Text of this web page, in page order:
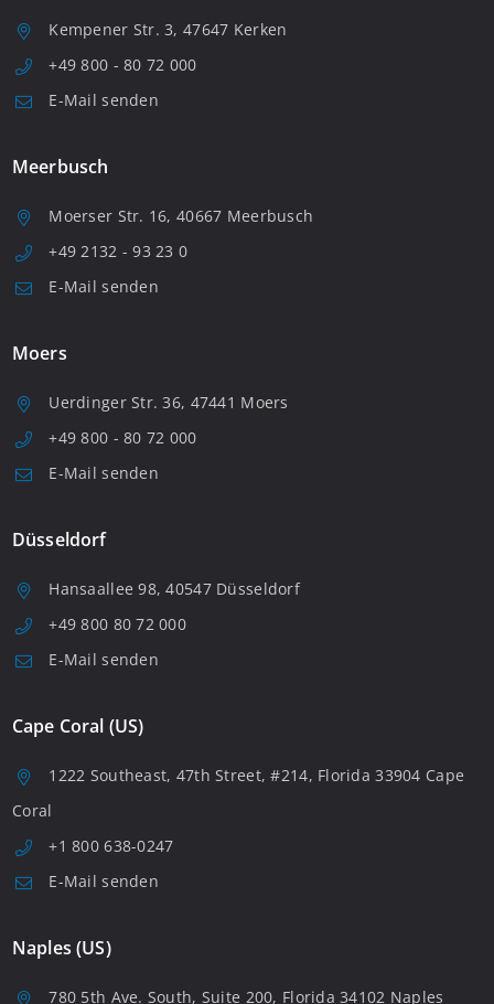
Kempener Str. 3, 47647 Kerken
+49 800 - 80 72 000
E-Mail senden
Meerbusch
Moerser Str. 16, 40667 Meerbusch
+49 2132 - 93 23 0
E-Mail senden
Moers
Uerdinger Str. 36, 47441 Moers
+49 800 - 80 72 000
E-Mail senden
Düsseldorf
Hansaallee 98, 40547 Düsseldorf
+49 800 80 72 000
E-Mail senden
Cape Coral (US)
1222 Southeast, 47th Street, #214, Florida 33904 Cape
Coral
+1 800 638-0247
E-Mail senden
Naples (US)
780 5th Ave. South, Suite 200, Florida 34102 Naples